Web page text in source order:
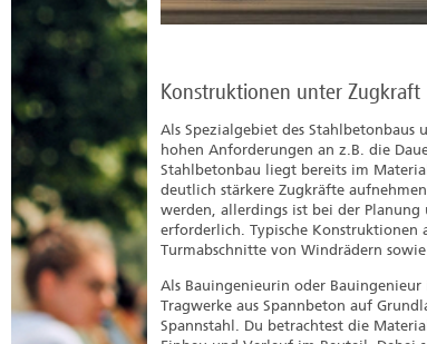
Konstruktionen unter Zugkraft
Als Spezialgebiet des Stahlbetonbaus
hohen Anforderungen an z.B. die
Stahlbetonbau liegt bereits im
deutlich stärkere Zugkräfte
werden, allerdings ist bei der
erforderlich. Typische Konstruktionen
Turmabschnitte von Windrädern
Als Bauingenieurin oder
Tragwerke aus Spannbeton auf
Spannstahl. Du betrachtest die